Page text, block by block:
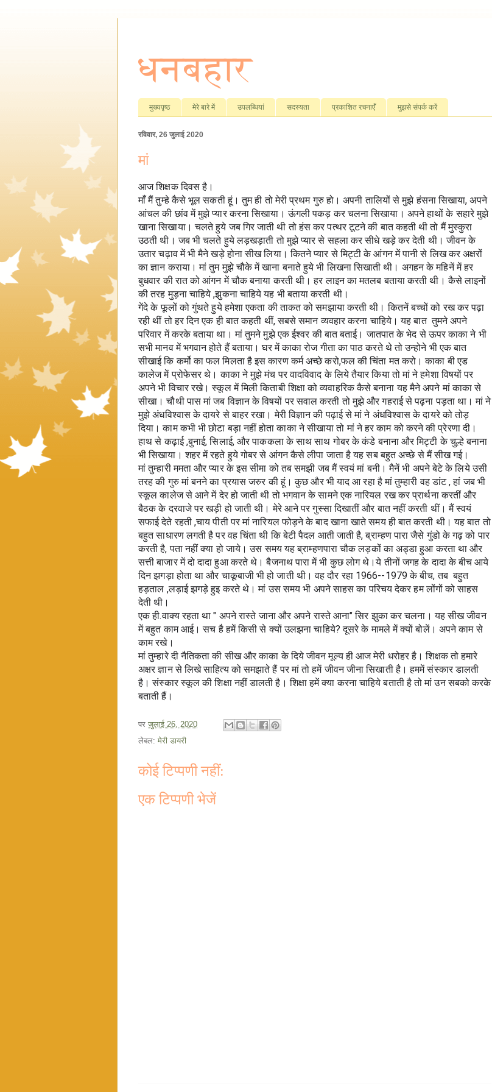
धनबहार
मुख्यपृष्ठ मेरे बारे में उपलब्धियां सदस्यता प्रकाशित रचनाएँ मुझसे संपर्क करें
रविवार, 26 जुलाई 2020
मां
आज शिक्षक दिवस है।
माँ मैं तुम्हे कैसे भूल सकती हूं। तुम ही तो मेरी प्रथम गुरु हो। अपनी तालियों से मुझे हंसना सिखाया, अपने
आंचल की छांव में मुझे प्यार करना सिखाया। ऊंगली पकड़ कर चलना सिखाया। अपने हाथों के सहारे मुझे
खाना सिखाया। चलते हुये जब गिर जाती थी तो हंस कर पत्थर टूटने की बात कहती थी तो मैं मुस्कुरा
उठती थी। जब भी चलते हुये लड़खड़ाती तो मुझे प्यार से सहला कर सीधे खड़े कर देती थी। जीवन के
उतार चढ़ाव में भी मैने खड़े होना सीख लिया। कितने प्यार से मिट्टी के आंगन में पानी से लिख कर अक्षरों
का ज्ञान कराया। मां तुम मुझे चौके में खाना बनाते हुये भी लिखना सिखाती थी। अगहन के महिनें में हर
बुधवार की रात को आंगन में चौक बनाया करती थी। हर लाइन का मतलब बताया करती थी। कैसे लाइनों
की तरह मुड़ना चाहिये ,झुकना चाहिये यह भी बताया करती थी।
गेंदे के फूलों को गुंथते हुये हमेशा एकता की ताकत को समझाया करती थी। कितनें बच्चों को रख कर पढ़ा
रही थीं तो हर दिन एक ही बात कहती थीं, सबसे समान व्यवहार करना चाहिये। यह बात  तुमने अपने
परिवार में करके बताया था। मां तुमने मुझे एक ईश्वर की बात बताई। जातपात के भेद से ऊपर काका ने भी
सभी मानव में भगवान होते हैं बताया। घर में काका रोज गीता का पाठ करते थे तो उन्होने भी एक बात
सीखाई कि कर्मो का फल मिलता है इस कारण कर्म अच्छे करो,फल की चिंता मत करो। काका बी एड
कालेज में प्रोफेसर थे। काका ने मुझे मंच पर वादविवाद के लिये तैयार किया तो मां ने हमेशा विषयों पर
अपने भी विचार रखे। स्कूल में मिली किताबी शिक्षा को व्यवाहरिक कैसे बनाना यह मैने अपने मां काका से
सीखा। चौथी पास मां जब विज्ञान के विषयों पर सवाल करती तो मुझे और गहराई से पढ़ना पड़ता था। मां ने
मुझे अंधविश्वास के दायरे से बाहर रखा। मेरी विज्ञान की पढ़ाई से मां ने अंधविश्वास के दायरे को तोड़
दिया। काम कभी भी छोटा बड़ा नहीं होता काका ने सीखाया तो मां ने हर काम को करने की प्रेरणा दी।
हाथ से कढ़ाई ,बुनाई, सिलाई, और पाककला के साथ साथ गोबर के कंडे बनाना और मिट्टी के चुल्हे बनाना
भी सिखाया। शहर में रहते हुये गोबर से आंगन कैसे लीपा जाता है यह सब बहुत अच्छे से मैं सीख गई।
मां तुम्हारी ममता और प्यार के इस सीमा को तब समझी जब मैं स्वयं मां बनी। मैनें भी अपने बेटे के लिये उसी
तरह की गुरु मां बनने का प्रयास जरुर की हूं। कुछ और भी याद आ रहा है मां तुम्हारी वह डांट , हां जब भी
स्कूल कालेज से आने में देर हो जाती थी तो भगवान के सामने एक नारियल रख कर प्रार्थना करतीं और
बैठक के दरवाजे पर खड़ी हो जाती थी। मेरे आने पर गुस्सा दिखातीं और बात नहीं करती थीं। मैं स्वयं
सफाई देते रहती ,चाय पीती पर मां नारियल फोड़ने के बाद खाना खाते समय ही बात करती थी। यह बात तो
बहुत साधारण लगती है पर वह चिंता थी कि बेटी पैदल आती जाती है, ब्राम्हण पारा जैसे गुंडो के गढ़ को पार
करती है, पता नहीं क्या हो जाये। उस समय यह ब्राम्हणपारा चौक लड़कों का अड्डा हुआ करता था और
सत्ती बाजार में दो दादा हुआ करते थे। बैजनाथ पारा में भी कुछ लोग थे।ये तीनों जगह के दादा के बीच आये
दिन झगड़ा होता था और चाकूबाजी भी हो जाती थी। वह दौर रहा 1966--1979 के बीच, तब  बहुत
हड़ताल ,लड़ाई झगड़े हुइ करते थे। मां उस समय भी अपने साहस का परिचय देकर हम लोंगों को साहस
देती थी।
एक ही.वाक्य रहता था " अपने रास्ते जाना और अपने रास्ते आना" सिर झुका कर चलना। यह सीख जीवन
में बहुत काम आई। सच है हमें किसी से क्यों उलझना चाहिये? दूसरे के मामले में क्यों बोलें। अपने काम से
काम रखे।
मां तुम्हारे दी नैतिकता की सीख और काका के दिये जीवन मूल्य ही आज मेरी धरोहर है। शिक्षक तो हमारे
अक्षर ज्ञान से लिखे साहित्य को समझाते हैं पर मां तो हमें जीवन जीना सिखाती है। हममें संस्कार डालती
है। संस्कार स्कूल की शिक्षा नहीं डालती है। शिक्षा हमें क्या करना चाहिये बताती है तो मां उन सबको करके
बताती हैं।
पर जुलाई 26, 2020
लेबल: मेरी डायरी
कोई टिप्पणी नहीं:
एक टिप्पणी भेजें